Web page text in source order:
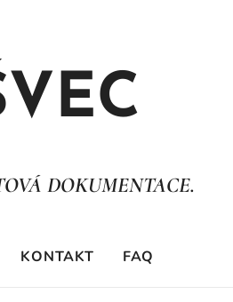
DOKUMENTACE.
KONTAKT FAQ